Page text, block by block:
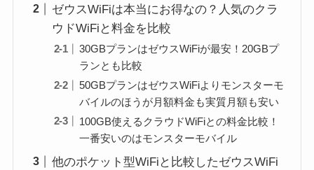
ゼウスWiFiは本当にお得なの？人気のクラ
ウドWiFiと料金を比較
30GBプランはゼウスWiFiが最安！20GBプ
ランとも比較
50GBプランはゼウスWiFiよりモンスターモ
バイルのほうが月額料金も実質月額も安い
100GB使えるクラウドWiFiとの料金比較！
一番安いのはモンスターモバイル
他のポケット型WiFiと比較したゼウスWiFi